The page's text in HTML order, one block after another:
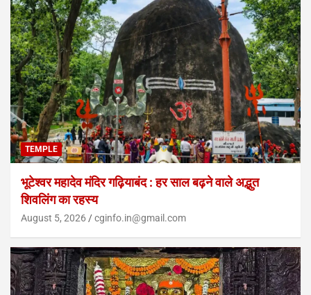
TEMPLE
भूटेश्वर महादेव मंदिर गढ़ियाबंद : हर साल बढ़ने वाले अद्भुत
शिवलिंग का रहस्य
August 5, 2026 cginfo.in@gmail.com